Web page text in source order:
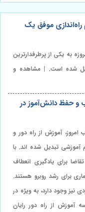
راه‌اندازی موفق یک
به یکی از پرطرفدارترین
شده است. | مشاهده و
و حفظ دانش‌آموز در
امروز، آموزش از راه دور و
آموزشی تبدیل شده اند. با
برای یادگیری انعطاف
برای رشد روبرو هستند.
نیز وجود دارد، به ویژه در
از راه دور رایان